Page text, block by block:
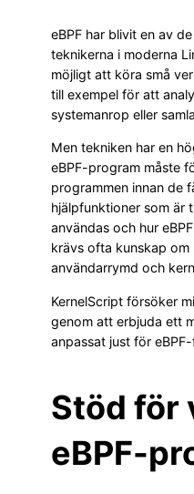
eBPF har blivit en av
teknikerna i moderna
möjligt att köra små
till exempel för att
systemanrop eller
Men tekniken har en
eBPF-program måste
programmen innan de
hjälpfunktioner som är
användas och hur
krävs ofta kunskap
användarrymd och
KernelScript försöker
genom att erbjuda ett
anpassat just för
Stöd för
eBPF-